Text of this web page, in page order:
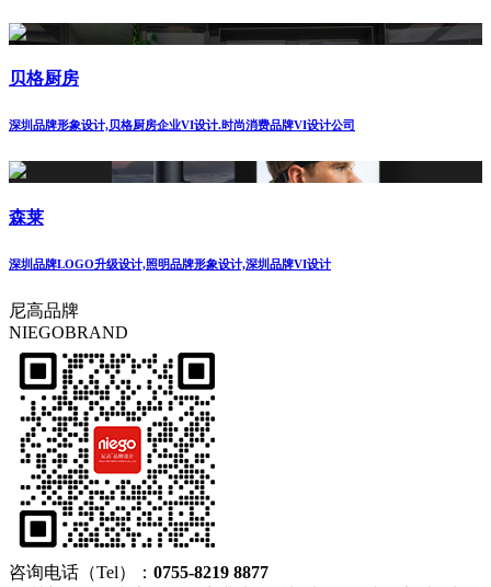
贝格厨房
深圳品牌形象设计,贝格厨房企业VI设计.时尚消费品牌VI设计公司
森莱
深圳品牌LOGO升级设计,照明品牌形象设计,深圳品牌VI设计
尼高品牌
NIEGOBRAND
咨询电话（Tel）： 0755-8219 8877